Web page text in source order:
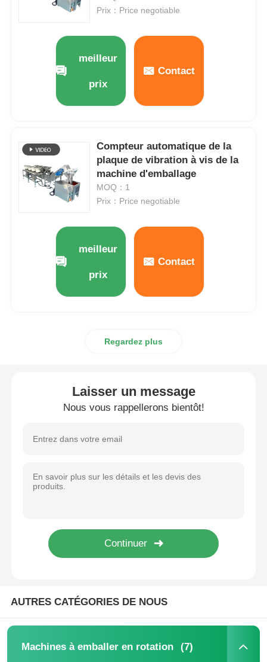
machine à emballer de sac de maille
Machine à emballer verticale
Machine à emballer horizontale
Machine d'emballage à comptage visuel
Machine d'emballage de poudre
Autre appareil
Ligne de production spécialisée
Prix：Price negotiable
meilleur
prix
Contact
Compteur automatique de la
plaque de vibration à vis de la
machine d'emballage
MOQ：1
Prix：Price negotiable
meilleur
prix
Contact
Regardez plus
Laisser un message
Nous vous rappellerons bientôt!
AUTRES CATÉGORIES DE NOUS
Machines à emballer en rotation (7)